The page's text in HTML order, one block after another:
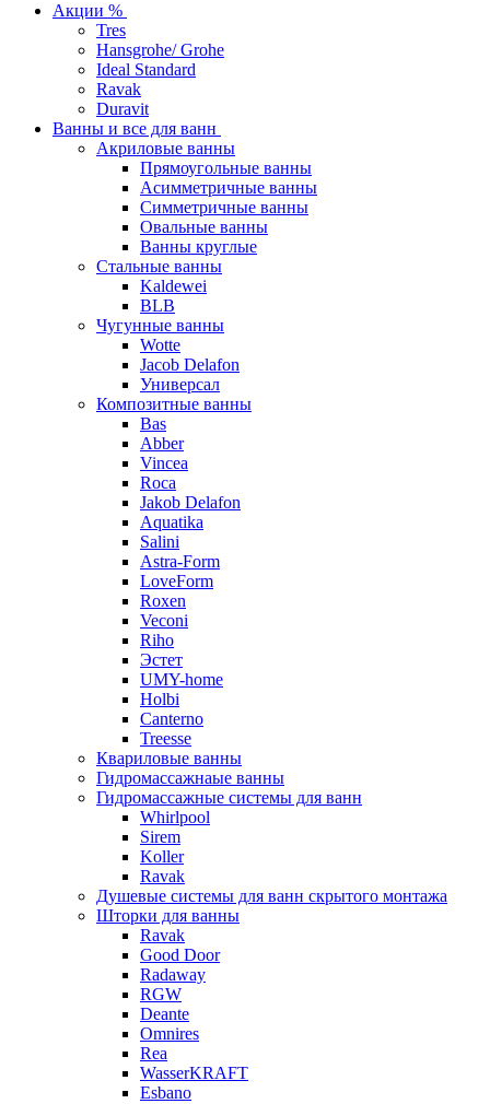
Акции %
Tres
Hansgrohe/ Grohe
Ideal Standard
Ravak
Duravit
Ванны и все для ванн
Акриловые ванны
Прямоугольные ванны
Асимметричные ванны
Симметричные ванны
Овальные ванны
Ванны круглые
Стальные ванны
Kaldewei
BLB
Чугунные ванны
Wotte
Jacob Delafon
Универсал
Композитные ванны
Bas
Abber
Vincea
Roca
Jakob Delafon
Aquatika
Salini
Astra-Form
LoveForm
Roxen
Veconi
Riho
Эстет
UMY-home
Holbi
Canterno
Treesse
Квариловые ванны
Гидромассажнаые ванны
Гидромассажные системы для ванн
Whirlpool
Sirem
Koller
Ravak
Душевые системы для ванн скрытого монтажа
Шторки для ванны
Ravak
Good Door
Radaway
RGW
Deante
Omnires
Rea
WasserKRAFT
Esbano